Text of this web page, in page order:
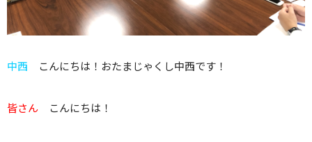
中西 こんにちは！おたまじゃくし中西です！
皆さん こんにちは！